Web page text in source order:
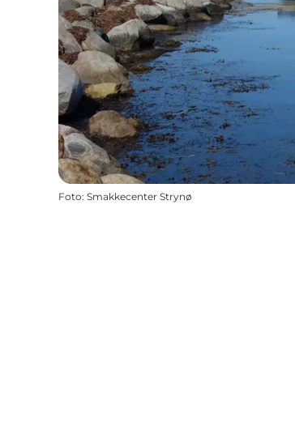
Foto: Smakkecenter Strynø